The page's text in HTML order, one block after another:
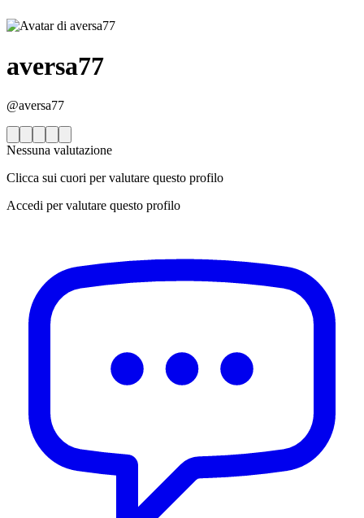
aversa77
@aversa77
Nessuna valutazione
Clicca sui cuori per valutare questo profilo
Accedi per valutare questo profilo